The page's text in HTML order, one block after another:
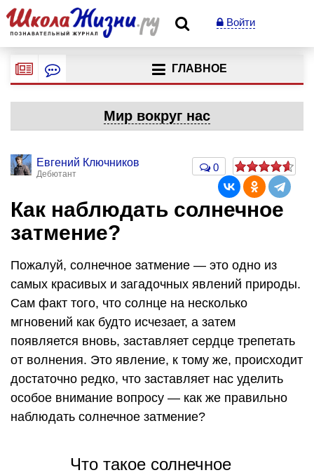
Войти
ГЛАВНОЕ
Мир вокруг нас
Евгений Ключников
Дебютант
0
Как наблюдать солнечное
затмение?
Пожалуй, солнечное затмение — это одно из
самых красивых и загадочных явлений природы.
Сам факт того, что солнце на несколько
мгновений как будто исчезает, а затем
появляется вновь, заставляет сердце трепетать
от волнения. Это явление, к тому же, происходит
достаточно редко, что заставляет нас уделить
особое внимание вопросу — как же правильно
наблюдать солнечное затмение?
Что такое солнечное